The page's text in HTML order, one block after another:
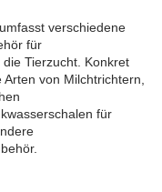
verschiedene
für
Tierzucht. Konkret
von Milchtrichtern,
für